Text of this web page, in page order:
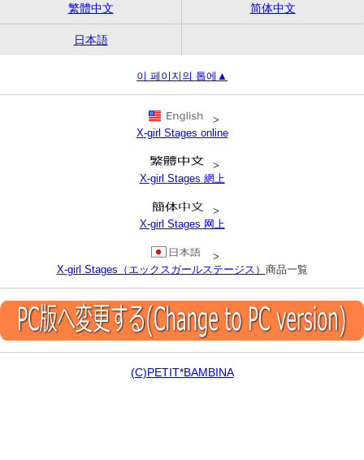
繁體中文 简体中文
日本語
이 페이지의 톱에▲
>
X-girl Stages online
>
X-girl Stages 網上
>
X-girl Stages 网上
>
X-girl Stages（エックスガールステージス） 商品一覧
(C)PETIT*BAMBINA